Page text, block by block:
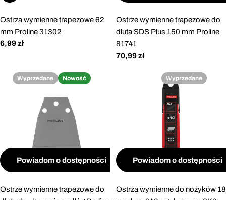
Ostrza wymienne trapezowe 62
mm Proline 31302
Cena
6,99 zł
Ostrze wymienne trapezowe do
dłuta SDS Plus 150 mm Proline
81741
Cena
70,99 zł
Wyprzedane Nowość
Powiadom o dostępności
Ostrze wymienne trapezowe do
Wyprzedane
Powiadom o dostępności
Ostrza wymienne do nożyków 18